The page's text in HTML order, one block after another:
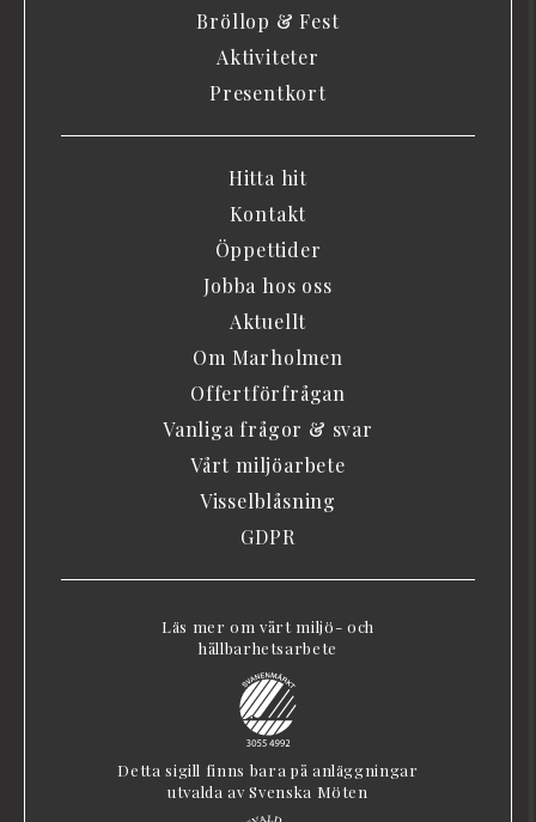
Bröllop & Fest
Aktiviteter
Presentkort
Hitta hit
Kontakt
Öppettider
Jobba hos oss
Aktuellt
Om Marholmen
Offertförfrågan
Vanliga frågor & svar
Vårt miljöarbete
Visselblåsning
GDPR
Läs mer om vårt miljö- och
hållbarhetsarbete
Detta sigill finns bara på anläggningar
utvalda av Svenska Möten